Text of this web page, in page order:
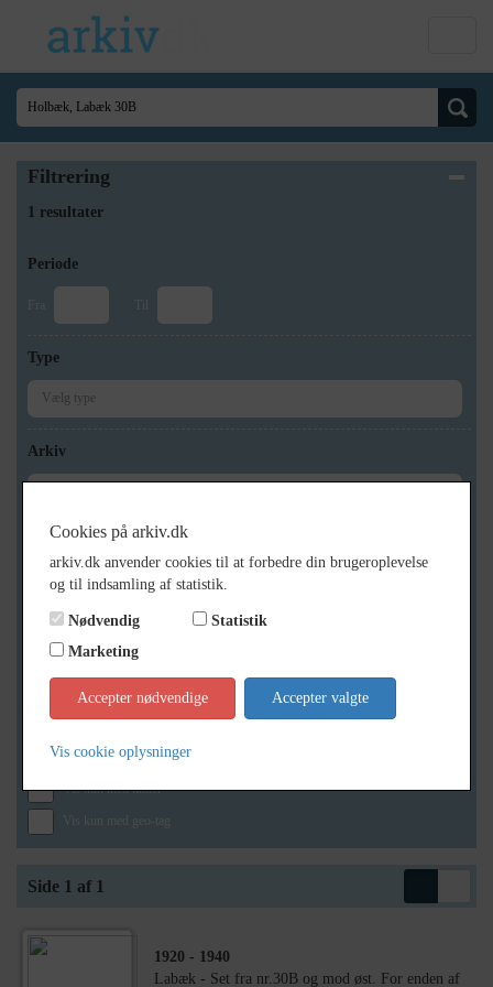
Filtrering
1 resultater
Periode
Fra Til
Type
Arkiv
Geografi
Generelt
Vis kun med billeder
Vis kun med lydklip
Vis kun med kilder
Vis kun med geo-tag
Side 1 af 1
1920 - 1940
Labæk - Set fra nr.30B og mod øst. For enden af
Cookies på arkiv.dk
arkiv.dk anvender cookies til at forbedre din brugeroplevelse
og til indsamling af statistik.
Nødvendig
Statistik
Marketing
Accepter nødvendige Accepter valgte
Vis cookie oplysninger